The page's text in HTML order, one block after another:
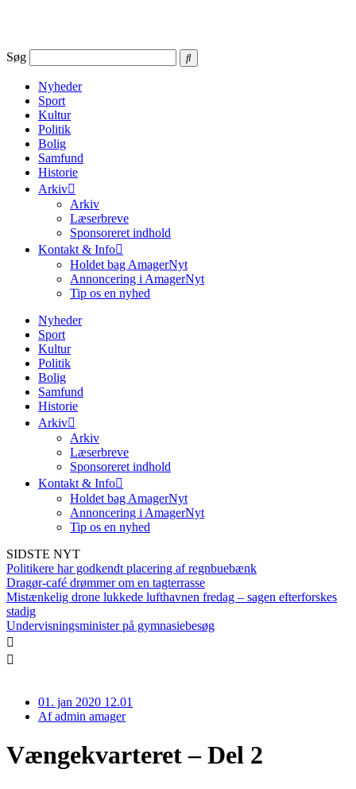
Søg
Nyheder
Sport
Kultur
Politik
Bolig
Samfund
Historie
Arkiv
Arkiv
Læserbreve
Sponsoreret indhold
Kontakt & Info
Holdet bag AmagerNyt
Annoncering i AmagerNyt
Tip os en nyhed
Nyheder
Sport
Kultur
Politik
Bolig
Samfund
Historie
Arkiv
Arkiv
Læserbreve
Sponsoreret indhold
Kontakt & Info
Holdet bag AmagerNyt
Annoncering i AmagerNyt
Tip os en nyhed
SIDSTE NYT
Politikere har godkendt placering af regnbuebænk
Dragør-café drømmer om en tagterrasse
Mistænkelig drone lukkede lufthavnen fredag – sagen efterforskes
stadig
Undervisningsminister på gymnasiebesøg
01. jan 2020 12.01
Afadmin amager
Vængekvarteret – Del 2